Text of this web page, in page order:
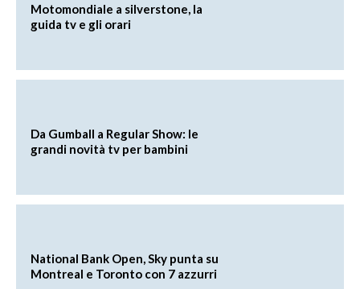
Motomondiale a silverstone, la
guida tv e gli orari
Da Gumball a Regular Show: le
grandi novità tv per bambini
National Bank Open, Sky punta su
Montreal e Toronto con 7 azzurri